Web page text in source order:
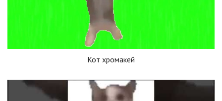
Кот хромакей